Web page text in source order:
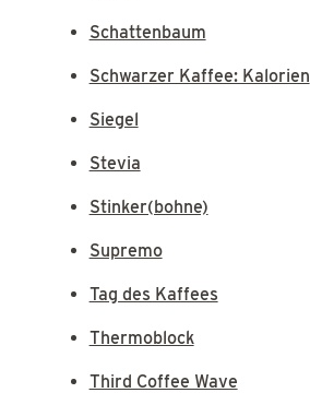
Schattenbaum
Schwarzer Kaffee: Kalorien
Siegel
Stevia
Stinker(bohne)
Supremo
Tag des Kaffees
Thermoblock
Third Coffee Wave